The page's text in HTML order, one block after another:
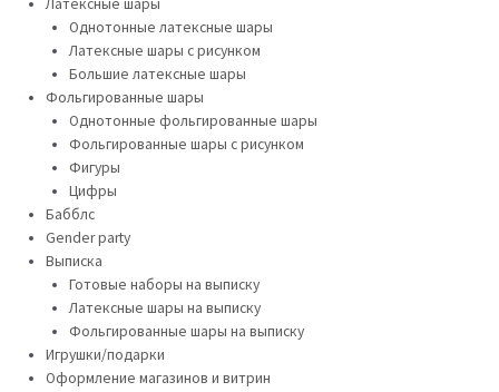
Латексные шары
Однотонные латексные шары
Латексные шары с рисунком
Большие латексные шары
Фольгированные шары
Однотонные фольгированные шары
Фольгированные шары с рисунком
Фигуры
Цифры
Бабблс
Gender party
Выписка
Готовые наборы на выписку
Латексные шары на выписку
Фольгированные шары на выписку
Игрушки/подарки
Оформление магазинов и витрин